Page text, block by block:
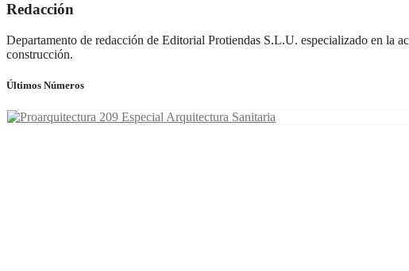
Redacción
Departamento de redacción de Editorial Protiendas S.L.U. especializado en la
construcción.
Últimos Números